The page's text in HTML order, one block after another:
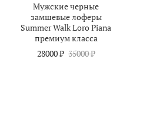
Мужские черные
замшевые лоферы
Summer Walk Loro Piana
премиум класса
28000 ₽ 35000 ₽